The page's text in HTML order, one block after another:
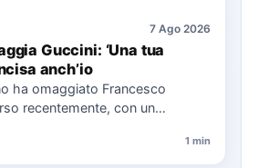
7 Ago 2026
Guccini: ‘Una tua
anch’io
ha omaggiato Francesco
recentemente, con un
1 min